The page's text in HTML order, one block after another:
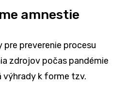
amnestie
preverenie procesu
zdrojov počas pandémie
výhrady k forme tzv.